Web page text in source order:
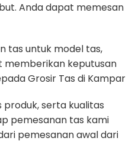
Anda dapat memesan
tas untuk model tas,
memberikan keputusan
Grosir Tas di Kampar
serta kualitas
pemesanan tas kami
pemesanan awal dari